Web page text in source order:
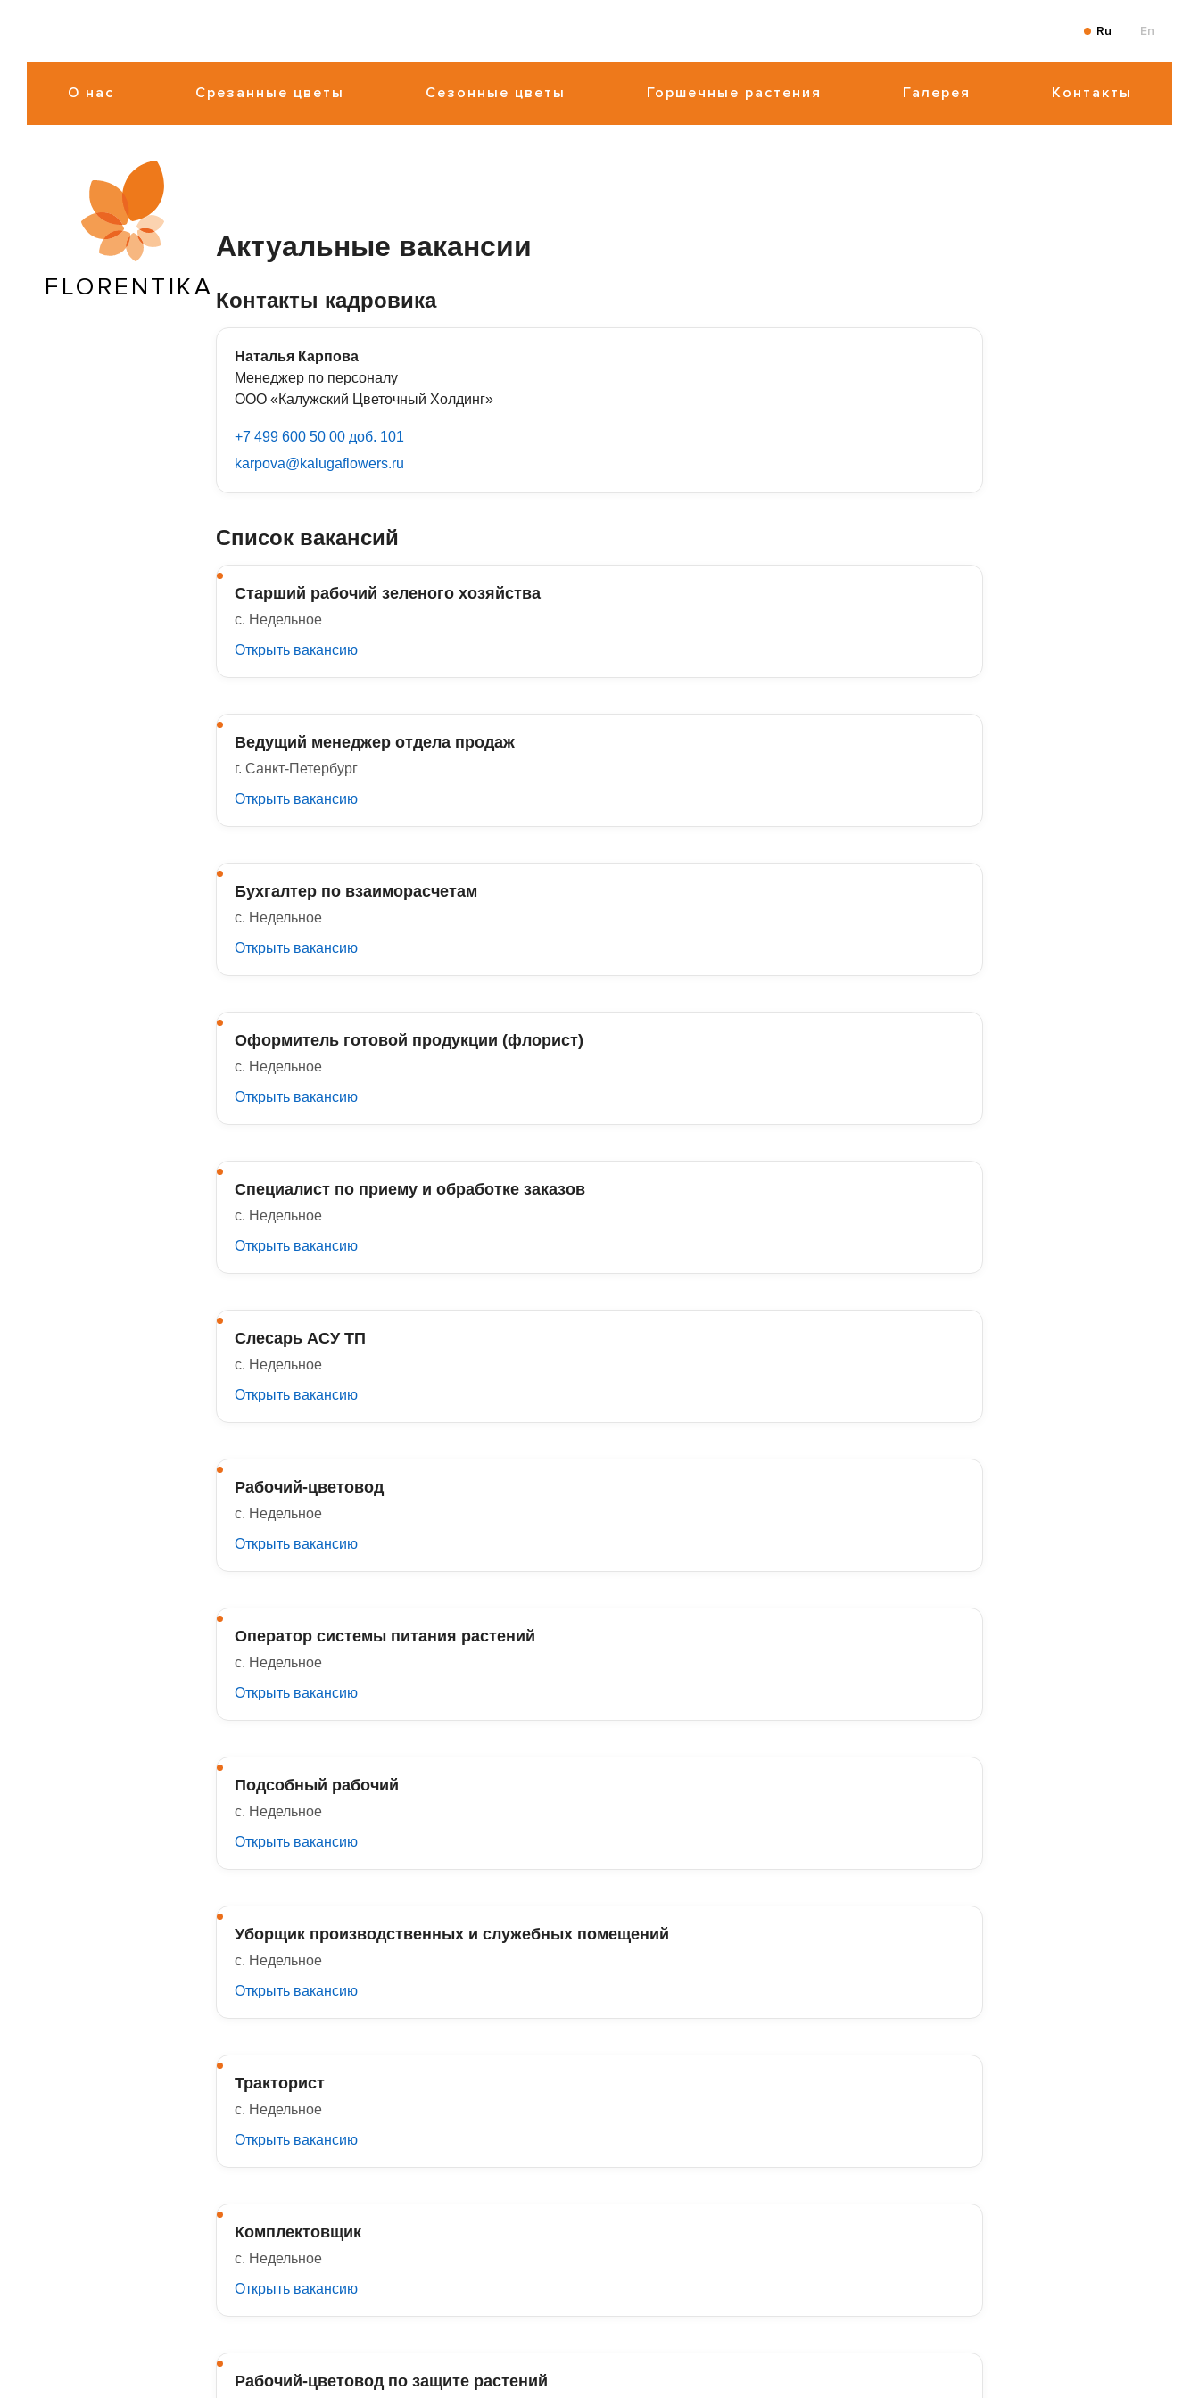
Ru En
О нас Срезанные цветы Сезонные цветы Горшечные растения Галерея Контакты
FLORENTIKA
Актуальные вакансии
Контакты кадровика
Наталья Карпова
Менеджер по персоналу
ООО «Калужский Цветочный Холдинг»
+7 499 600 50 00 доб. 101
karpova@kalugaflowers.ru
Список вакансий
Старший рабочий зеленого хозяйства
с. Недельное
Открыть вакансию
Ведущий менеджер отдела продаж
г. Санкт-Петербург
Открыть вакансию
Бухгалтер по взаиморасчетам
с. Недельное
Открыть вакансию
Оформитель готовой продукции (флорист)
с. Недельное
Открыть вакансию
Специалист по приему и обработке заказов
с. Недельное
Открыть вакансию
Слесарь АСУ ТП
с. Недельное
Открыть вакансию
Рабочий-цветовод
с. Недельное
Открыть вакансию
Оператор системы питания растений
с. Недельное
Открыть вакансию
Подсобный рабочий
с. Недельное
Открыть вакансию
Уборщик производственных и служебных помещений
с. Недельное
Открыть вакансию
Тракторист
с. Недельное
Открыть вакансию
Комплектовщик
с. Недельное
Открыть вакансию
Рабочий-цветовод по защите растений